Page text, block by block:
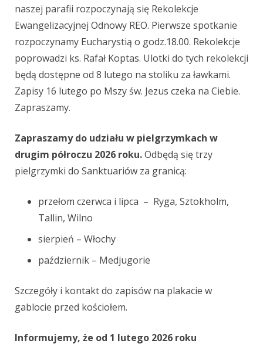
naszej parafii rozpoczynają się Rekolekcje
Ewangelizacyjnej Odnowy REO. Pierwsze spotkanie
rozpoczynamy Eucharystią o godz.18.00. Rekolekcje
poprowadzi ks. Rafał Koptas. Ulotki do tych rekolekcji
będą dostępne od 8 lutego na stoliku za ławkami.
Zapisy 16 lutego po Mszy św. Jezus czeka na Ciebie.
Zapraszamy.
Zapraszamy do udziału w pielgrzymkach w
drugim półroczu 2026 roku.Odbędą się trzy
pielgrzymki do Sanktuariów za granicą:
przełom czerwca i lipca – Ryga, Sztokholm,
Tallin, Wilno
sierpień – Włochy
październik – Medjugorie
Szczegóły i kontakt do zapisów na plakacie w
gablocie przed kościołem.
Informujemy, że od 1 lutego 2026 roku